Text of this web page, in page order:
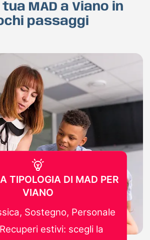
MAD a Viano in
passaggi
TIPOLOGIA DI MAD PER
VIANO
Sostegno, Personale
estivi: scegli la